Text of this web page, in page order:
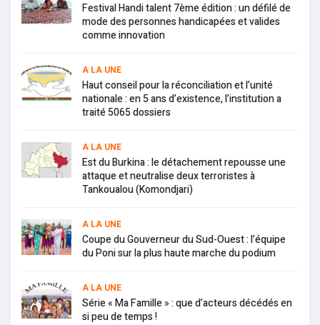
Festival Handi talent 7ème édition : un défilé de
mode des personnes handicapées et valides
comme innovation
A LA UNE
Haut conseil pour la réconciliation et l’unité
nationale : en 5 ans d’existence, l’institution a
traité 5065 dossiers
A LA UNE
Est du Burkina : le détachement repousse une
attaque et neutralise deux terroristes à
Tankoualou (Komondjari)
A LA UNE
Coupe du Gouverneur du Sud-Ouest : l’équipe
du Poni sur la plus haute marche du podium
A LA UNE
Série « Ma Famille » : que d’acteurs décédés en
si peu de temps !